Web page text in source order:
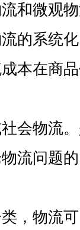
和微观
的系统
本在商
会物流
流问题
，物流